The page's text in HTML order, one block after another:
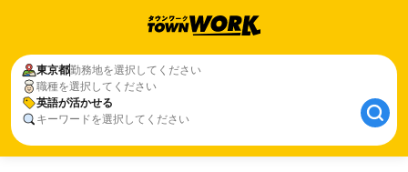
東京都勤務地を選択してください
職種を選択してください
英語が活かせる
キーワードを選択してください